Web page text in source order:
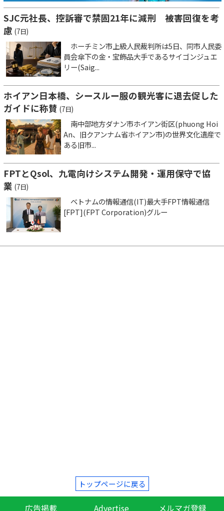
SJC元社長、控訴審で禁固21年に減刑 被害回復を考
慮 (7日)
ホーチミン市上級人民裁判所は5日、同市人民委
員会傘下の金・宝飾品大手であるサイゴンジュエ
リー(Saig...
ホイアン日本橋、シースルー服の観光客に退去促した
ガイドに称賛 (7日)
南中部地方ダナン市ホイアン街区(phuong Hoi
An、旧クアンナム省ホイアン市)の世界文化遺産で
ある旧市...
FPTとQsol、九電向けシステム開発・運用保守で協
業 (7日)
ベトナムの情報通信(IT)最大手FPT情報通信
[FPT](FPT Corporation)グルー
トップページに戻る
広告掲載 Advertise メルマガ登録